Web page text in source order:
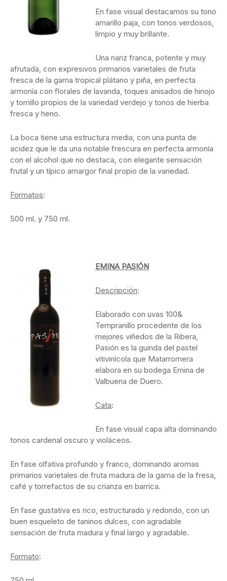
En fase visual destacamos su tono
amarillo paja, con tonos verdosos,
limpio y muy brillante.
Una nariz franca, potente y muy
afrutada, con expresivos primarios varietales de fruta
fresca de la gama tropical plátano y piña, en perfecta
armonía con florales de lavanda, toques anisados de hinojo
y tomillo propios de la variedad verdejo y tonos de hierba
fresca y heno.
La boca tiene una estructura media, con una punta de
acidez que le da una notable frescura en perfecta armonía
con el alcohol que no destaca, con elegante sensación
frutal y un típico amargor final propio de la variedad.
Formatos:
500 ml. y 750 ml.
EMINA PASIÓN
Descripción:
Elaborado con uvas 100&
Tempranillo procedente de los
mejores viñedos de la Ribera,
Pasión es la guinda del pastel
vitivinícola que Matarromera
elabora en su bodega Emina de
Valbuena de Duero.
Cata:
En fase visual capa alta dominando
tonos cardenal oscuro y violáceos.
En fase olfativa profundo y franco, dominando aromas
primarios varietales de fruta madura de la gama de la fresa,
café y torrefactos de su crianza en barrica.
En fase gustativa es rico, estructurado y redondo, con un
buen esqueleto de taninos dulces, con agradable
sensación de fruta madura y final largo y agradable.
Formato: